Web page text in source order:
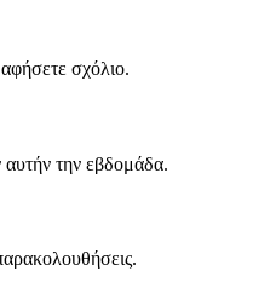
σχόλιο.
την εβδομάδα.